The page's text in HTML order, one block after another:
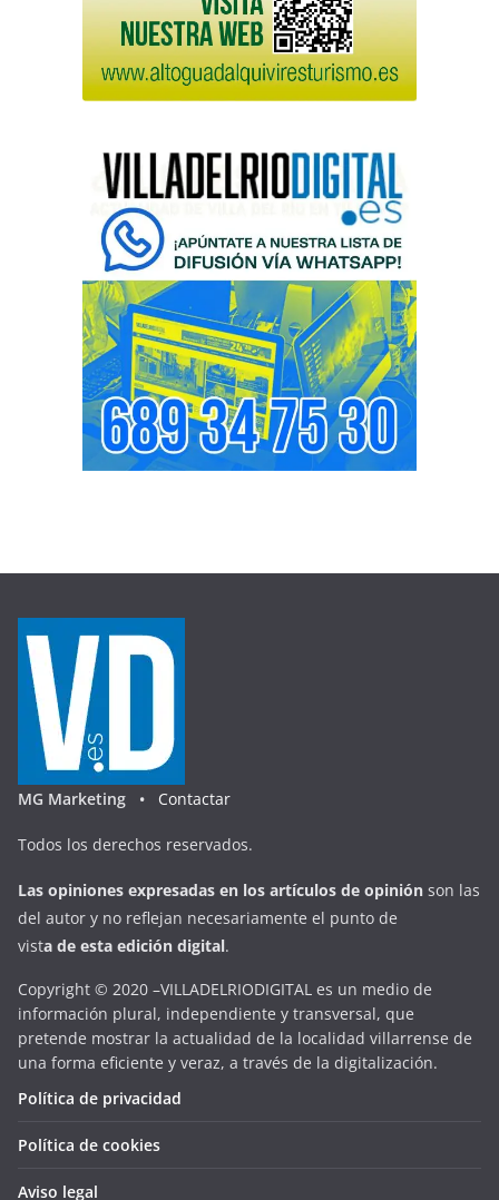
MG Marketing • Contactar
Todos los derechos reservados.
Las opiniones expresadas en los artículos de opinión son las
del autor y no reflejan necesariamente el punto de
vista de esta edición digital.
Copyright © 2020 –VILLADELRIODIGITAL es un medio de
información plural, independiente y transversal, que
pretende mostrar la actualidad de la localidad villarrense de
una forma eficiente y veraz, a través de la digitalización.
Política de privacidad
Política de cookies
Aviso legal